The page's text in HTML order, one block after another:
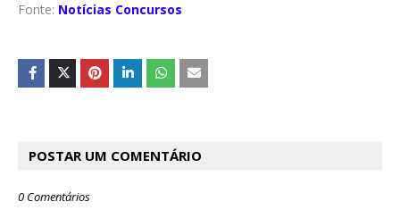
Fonte: Notícias Concursos
POSTAR UM COMENTÁRIO
0 Comentários